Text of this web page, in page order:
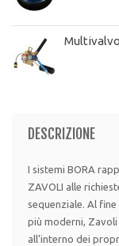
DESCRIZIONE
I sistemi BORA
ZAVOLI alle
sequenziale. Al
più moderni,
all’interno dei